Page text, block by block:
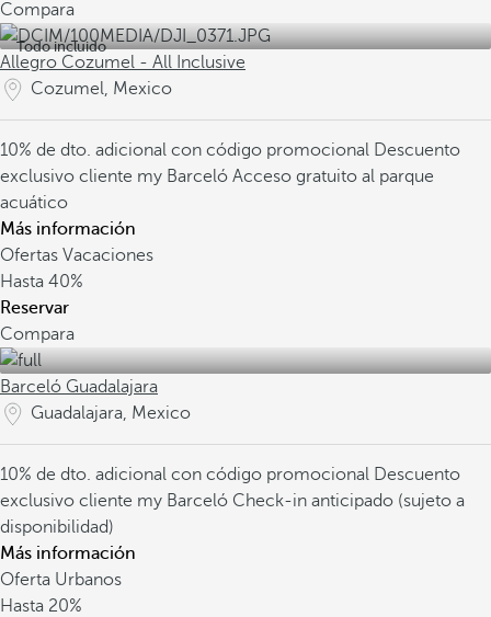
Compara
Todo incluido
Allegro Cozumel - All Inclusive
Cozumel, Mexico
10% de dto. adicional con código promocional Descuento
exclusivo cliente my Barceló Acceso gratuito al parque
acuático
Más información
Ofertas Vacaciones
Hasta 40%
Reservar
Compara
Barceló Guadalajara
Guadalajara, Mexico
10% de dto. adicional con código promocional Descuento
exclusivo cliente my Barceló Check-in anticipado (sujeto a
disponibilidad)
Más información
Oferta Urbanos
Hasta 20%